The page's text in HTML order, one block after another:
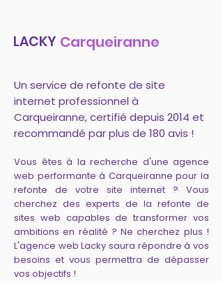
LACKY Carqueiranne
Un service de refonte de site
internet professionnel à
Carqueiranne, certifié depuis 2014 et
recommandé par plus de 180 avis !
Vous êtes à la recherche d'une agence
web performante à Carqueiranne pour la
refonte de votre site internet ? Vous
cherchez des experts de la refonte de
sites web capables de transformer vos
ambitions en réalité ? Ne cherchez plus !
L'agence web Lacky saura répondre à vos
besoins et vous permettra de dépasser
vos objectifs !